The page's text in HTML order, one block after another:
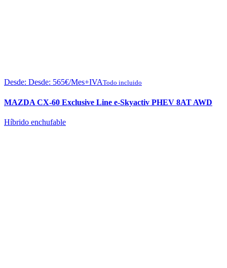
Desde: Desde: 565€/Mes+IVATodo incluido
MAZDA CX-60 Exclusive Line e-Skyactiv PHEV 8AT AWD
Híbrido enchufable